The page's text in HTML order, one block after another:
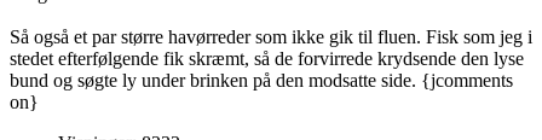
Så også et par større havørreder som ikke gik til fluen. Fisk som jeg i
stedet efterfølgende fik skræmt, så de forvirrede krydsende den lyse
bund og søgte ly under brinken på den modsatte side. {jcomments
on}